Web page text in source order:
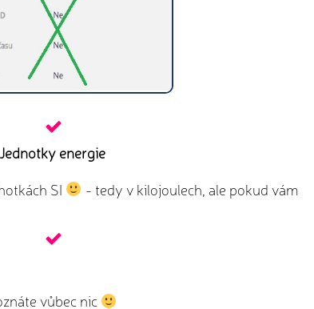
Jednotky energie
SI
- tedy v kilojoulech, ale pokud vám
vůbec nic